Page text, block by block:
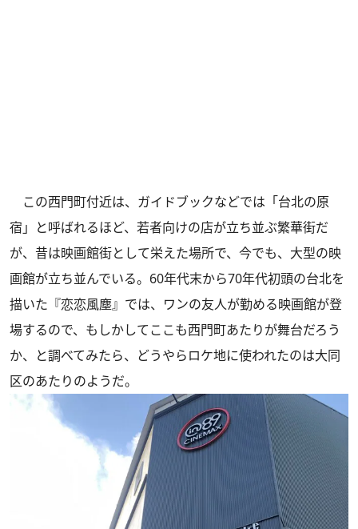
この西門町付近は、ガイドブックなどでは「台北の原
宿」と呼ばれるほど、若者向けの店が立ち並ぶ繁華街だ
が、昔は映画館街として栄えた場所で、今でも、大型の映
画館が立ち並んでいる。60年代末から70年代初頭の台北を
描いた『恋恋風塵』では、ワンの友人が勤める映画館が登
場するので、もしかしてここも西門町あたりが舞台だろう
か、と調べてみたら、どうやらロケ地に使われたのは大同
区のあたりのようだ。